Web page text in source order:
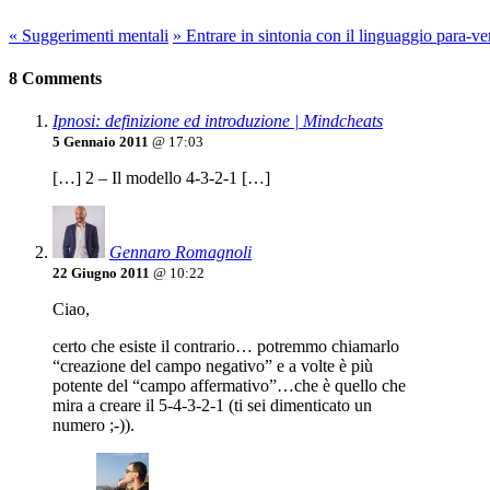
« Suggerimenti mentali » Entrare in sintonia con il linguaggio para-
8 Comments
Ipnosi: definizione ed introduzione | Mindcheats
5 Gennaio 2011 @ 17:03
[…] 2 – Il modello 4-3-2-1 […]
Gennaro Romagnoli
22 Giugno 2011 @ 10:22
Ciao,
certo che esiste il contrario… potremmo chiamarlo
“creazione del campo negativo” e a volte è più
potente del “campo affermativo”…che è quello che
mira a creare il 5-4-3-2-1 (ti sei dimenticato un
numero ;-)).